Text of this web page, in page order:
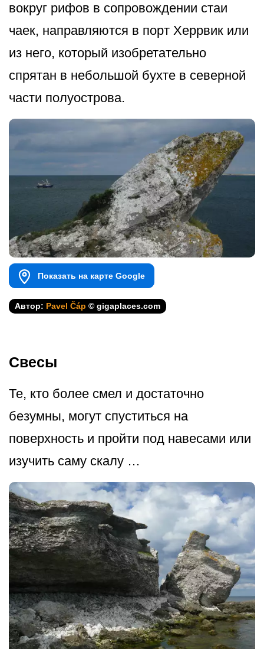
вокруг рифов в сопровождении стаи
чаек, направляются в порт Херрвик или
из него, который изобретательно
спрятан в небольшой бухте в северной
части полуострова.
Показать на карте Google
Автор: Pavel Čáp © gigaplaces.com
Свесы
Те, кто более смел и достаточно
безумны, могут спуститься на
поверхность и пройти под навесами или
изучить саму скалу …